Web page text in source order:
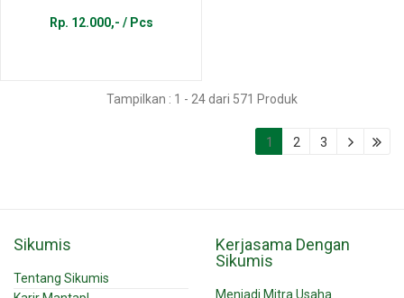
Rp. 12.000,- / Pcs
Tampilkan : 1 - 24 dari 571 Produk
1 2 3
Sikumis
Tentang Sikumis
Kerjasama Dengan
Sikumis
Menjadi Mitra Usaha